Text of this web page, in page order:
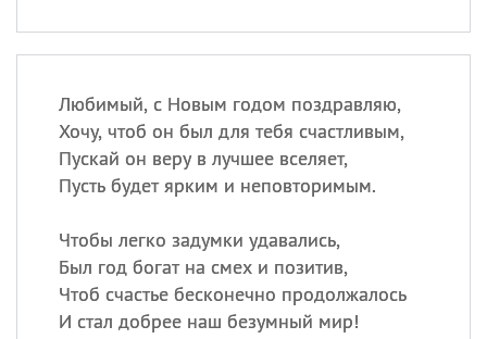
Любимый, с Новым годом поздравляю,
Хочу, чтоб он был для тебя счастливым,
Пускай он веру в лучшее вселяет,
Пусть будет ярким и неповторимым.
Чтобы легко задумки удавались,
Был год богат на смех и позитив,
Чтоб счастье бесконечно продолжалось
И стал добрее наш безумный мир!